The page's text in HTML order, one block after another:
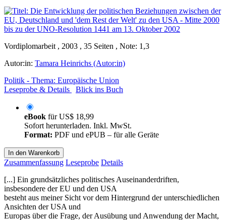
Vordiplomarbeit , 2003 , 35 Seiten , Note: 1,3
Autor:in: Tamara Heinrichs (Autor:in)
Politik - Thema: Europäische Union
Leseprobe & Details
Blick ins Buch
eBook fürUS$ 18,99
Sofort herunterladen. Inkl. MwSt.
Format: PDF und ePUB – für alle Geräte
In den Warenkorb
Zusammenfassung Leseprobe Details
[...] Ein grundsätzliches politisches Auseinanderdriften,
insbesondere der EU und den USA
besteht aus meiner Sicht vor dem Hintergrund der unterschiedlichen
Ansichten der USA und
Europas über die Frage, der Ausübung und Anwendung der Macht,